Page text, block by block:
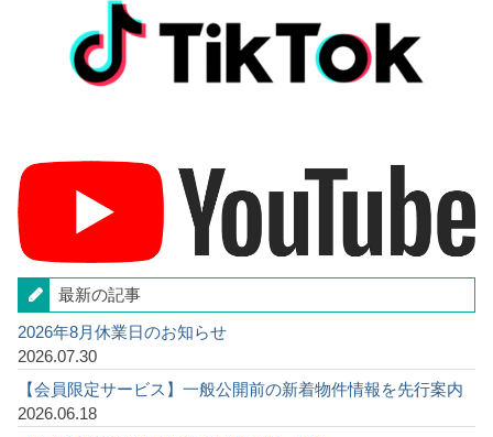
最新の記事
2026年8月休業日のお知らせ
2026.07.30
【会員限定サービス】一般公開前の新着物件情報を先行案内
2026.06.18